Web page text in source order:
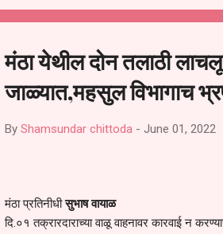
मंठा येथील दोन तलाठी
जाळ्यात,महसुल विभागाच
By Shamsundar chittoda - June 01, 2022
मंठा प्रतिनीधीसुभाष वायाळ
दि.०१ तक्रारदाराच्या वाळू वाहनावर कारवाई न